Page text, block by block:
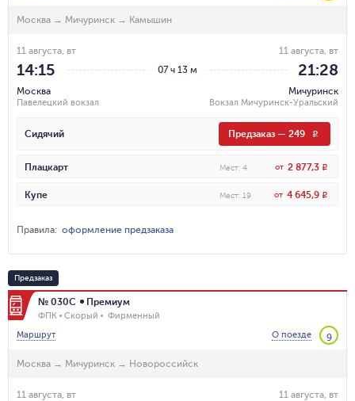
Москва → Мичуринск → Камышин
07 ч 13 м
11 августа, вт
14:15
Москва
Павелецкий вокзал
11 августа, вт
21:28
Мичуринск
Вокзал Мичуринск-Уральский
Сидячий Предзаказ — 249 R
Плацкарт Мест: 4 от 2 877,3 R
Купе Мест: 19 от 4 645,9 R
Правила: оформление предзаказа
Предзаказ
№ 030С Премиум
ФПК Скорый
Фирменный
Маршрут
О поезде 9
Москва → Мичуринск → Новороссийск
11 августа, вт 11 августа, вт